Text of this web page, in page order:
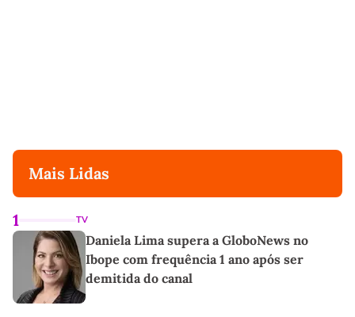
Mais Lidas
1 TV
Daniela Lima supera a GloboNews no
Ibope com frequência 1 ano após ser
demitida do canal